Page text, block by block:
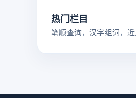
热门栏目
笔顺查询 汉字组词